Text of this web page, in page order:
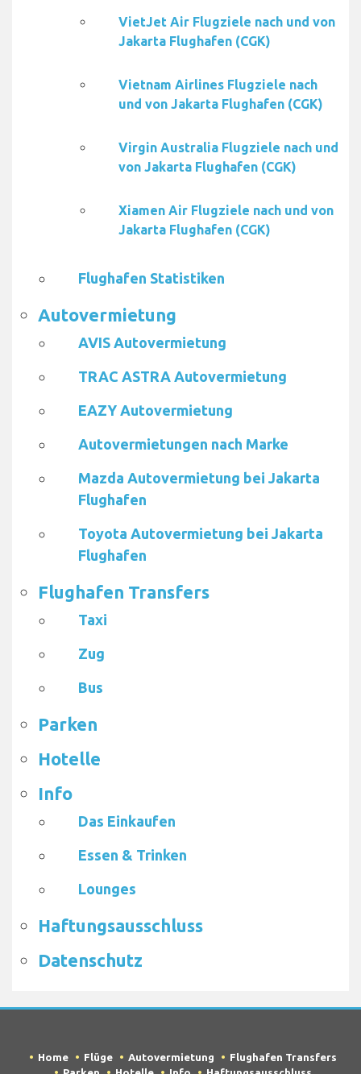
VietJet Air Flugziele nach und von
Jakarta Flughafen (CGK)
Vietnam Airlines Flugziele nach
und von Jakarta Flughafen (CGK)
Virgin Australia Flugziele nach und
von Jakarta Flughafen (CGK)
Xiamen Air Flugziele nach und von
Jakarta Flughafen (CGK)
Flughafen Statistiken
Autovermietung
AVIS Autovermietung
TRAC ASTRA Autovermietung
EAZY Autovermietung
Autovermietungen nach Marke
Mazda Autovermietung bei Jakarta
Flughafen
Toyota Autovermietung bei Jakarta
Flughafen
Flughafen Transfers
Taxi
Zug
Bus
Parken
Hotelle
Info
Das Einkaufen
Essen & Trinken
Lounges
Haftungsausschluss
Datenschutz
Home Flüge Autovermietung
Flughafen Transfers